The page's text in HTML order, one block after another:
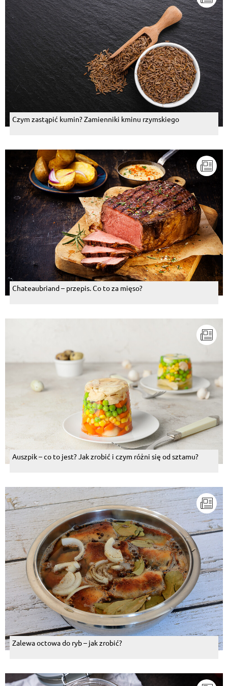
Odpowiedzi (1)
pawel skoneczny, 11.11.2019
ja rowniez zamiast esencji dodalem kostke knorr i
znakomicie sie nadaje w zastepstwo podalem z
kasza gryczaną...petarda palce lizać
Odpowiedz
, 14.05.2019
Czym można zastąpić esencję do duszonych mies
Knorr??
Krystyna Czarnik, 14.01.2018
pycha
Odpowiedz
Krystyna Czarnik, 14.01.2018
pyszny obiad
Odpowiedz
Piotr Błażejewski, 15.10.2017
Zaraz spróbujemy . Pachnie dobrze.
Odpowiedz
Anna Syrowatka , 27.09.2016
pycha
Odpowiedz
Edyta Olczyk Matukić, 24.02.2016
pyszna! łatwa w przygotowaniu ale zaskakuje
smakiem! Podałam z kaszą pęczak i kapustą
kiszoną :) Rodzina zachwycona. A dodam, ze często
robię sosy. Tym razem smak idealny!
Bozena Schwoebel, 17.02.2016
super
Odpowiedz
Tomasz Stomski, 05.12.2015
łatwy sposób przygotowania, bardzo smaczne
Odpowiedz
Joanna Blachura, 22.11.2015
Bardzo proste a zarazem smaczne
Odpowiedz
Czym zastąpić kumin? Zamienniki kminu rzymskiego
Chateaubriand – przepis. Co to za mięso?
Auszpik – co to jest? Jak zrobić i czym różni się od sztamu?
Zalewa octowa do ryb – jak zrobić?